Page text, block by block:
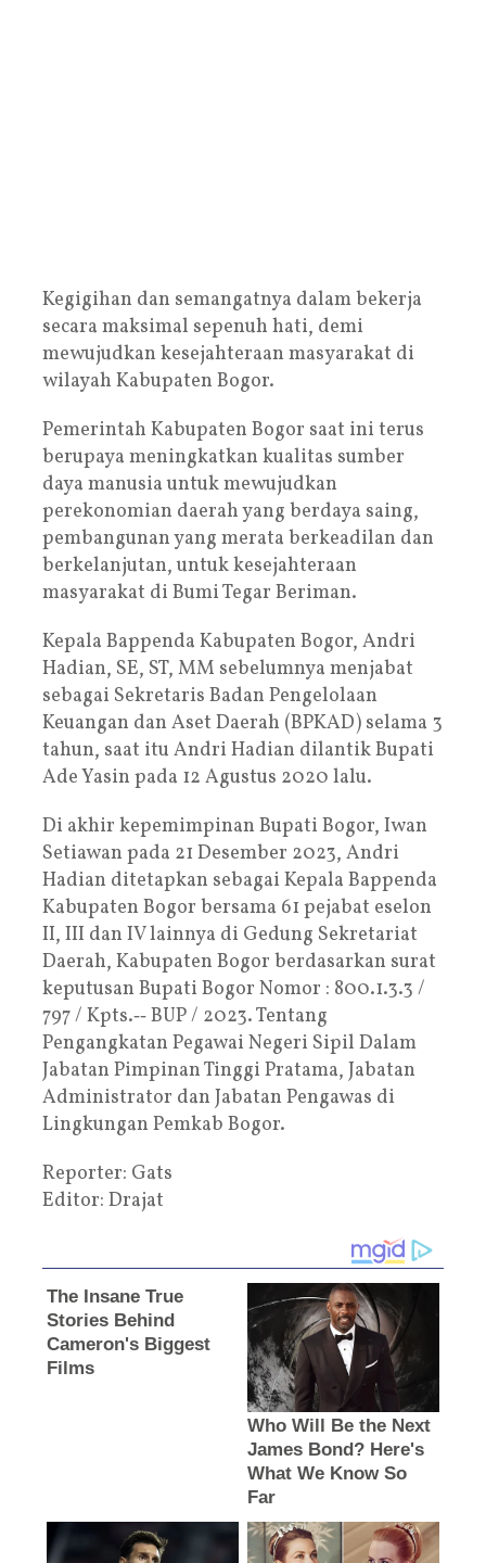
Kegigihan dan semangatnya dalam bekerja
secara maksimal sepenuh hati, demi
mewujudkan kesejahteraan masyarakat di
wilayah Kabupaten Bogor.
Pemerintah Kabupaten Bogor saat ini terus
berupaya meningkatkan kualitas sumber
daya manusia untuk mewujudkan
perekonomian daerah yang berdaya saing,
pembangunan yang merata berkeadilan dan
berkelanjutan, untuk kesejahteraan
masyarakat di Bumi Tegar Beriman.
Kepala Bappenda Kabupaten Bogor, Andri
Hadian, SE, ST, MM sebelumnya menjabat
sebagai Sekretaris Badan Pengelolaan
Keuangan dan Aset Daerah (BPKAD) selama 3
tahun, saat itu Andri Hadian dilantik Bupati
Ade Yasin pada 12 Agustus 2020 lalu.
Di akhir kepemimpinan Bupati Bogor, Iwan
Setiawan pada 21 Desember 2023, Andri
Hadian ditetapkan sebagai Kepala Bappenda
Kabupaten Bogor bersama 61 pejabat eselon
II, III dan IV lainnya di Gedung Sekretariat
Daerah, Kabupaten Bogor berdasarkan surat
keputusan Bupati Bogor Nomor : 800.1.3.3 /
797 / Kpts.‐‐ BUP / 2023. Tentang
Pengangkatan Pegawai Negeri Sipil Dalam
Jabatan Pimpinan Tinggi Pratama, Jabatan
Administrator dan Jabatan Pengawas di
Lingkungan Pemkab Bogor.
Reporter: Gats
Editor: Drajat